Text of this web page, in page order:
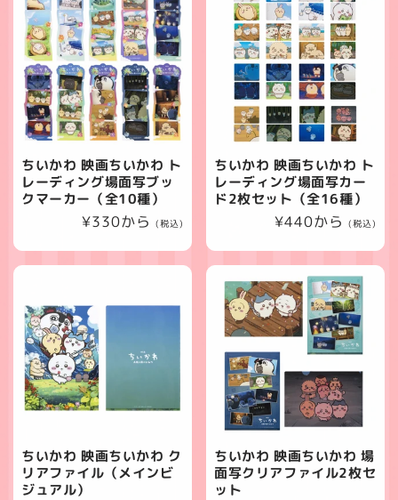
ちいかわ 映画ちいかわ ト
レーディング場面写ブッ
クマーカー（全10種）
通
価
¥330から (税込)
ちいかわ 映画ちいかわ ト
レーディング場面写カー
ド2枚セット（全16種）
通
価
格
¥440から (税込)
ちいかわ 映画ちいかわ ク
リアファイル（メインビ
ジュアル）
ちいかわ 映画ちいかわ 場
面写クリアファイル2枚セ
ット